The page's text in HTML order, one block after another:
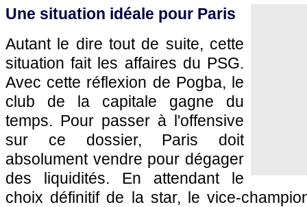
Une situation idéale pour Paris
Autant le dire tout de suite, cette
situation fait les affaires du PSG.
Avec cette réflexion de Pogba, le
club de la capitale gagne du
temps. Pour passer à l'offensive
sur ce dossier, Paris doit
absolument vendre pour dégager
des liquidités. En attendant le
choix définitif de la star, le vice-